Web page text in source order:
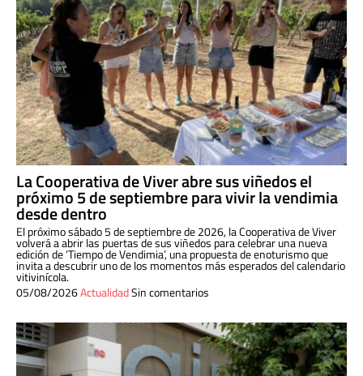
La Cooperativa de Viver abre sus viñedos el
próximo 5 de septiembre para vivir la vendimia
desde dentro
El próximo sábado 5 de septiembre de 2026, la Cooperativa de Viver
volverá a abrir las puertas de sus viñedos para celebrar una nueva
edición de ‘Tiempo de Vendimia’, una propuesta de enoturismo que
invita a descubrir uno de los momentos más esperados del calendario
vitivinícola.
05/08/2026ActualidadSin comentarios